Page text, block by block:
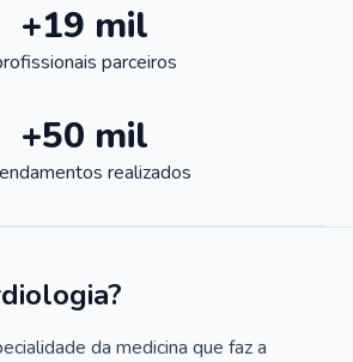
+19 mil
parceiros
+50 mil
realizados
da medicina que faz a